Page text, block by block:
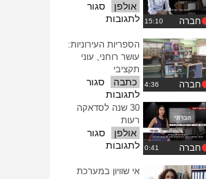
חברה
אולפן
סגור
לתגובותעל
חברתי
14-
2013
חברה
הספריות העירוניות:
עושר רוחני, עוני
תקציבי
כתבה
סגור
לתגובותעל
הספריות
עושר
רוחני,
תקציבי
חברה
30 שנה לסדאקה
רעות
אולפן
סגור
לתגובותעל
שנה
אי שוויון במערכת